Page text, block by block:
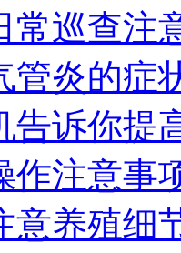
常巡查注
管炎的症
告诉你提
作注意事
意养殖细